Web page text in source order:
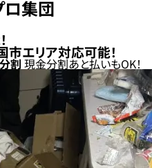
ロ集団
市エリア対応可能！
割 現金分割あと払いもOK！